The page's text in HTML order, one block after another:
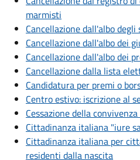
marmisti
Cancellazione dall'albo
Cancellazione dall'albo dei
Cancellazione dall'albo dei
Cancellazione dalla lista
Candidatura per premi o
Centro estivo: iscrizione al
Cessazione della
Cittadinanza italiana "iure
Cittadinanza italiana per
residenti dalla nascita